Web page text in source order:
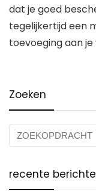
dat je goed
tegelijkertijd een
toevoeging aan
Zoeken
recente